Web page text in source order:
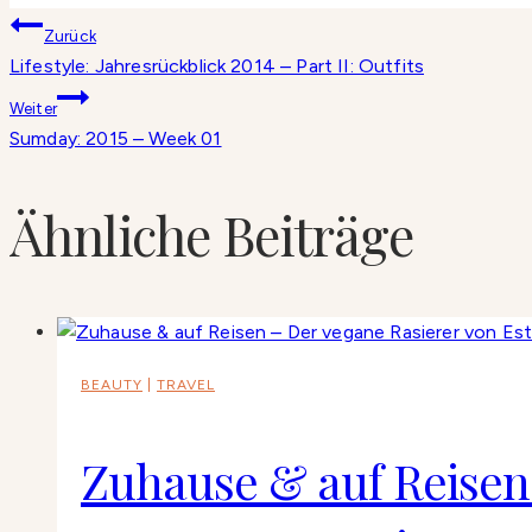
Beitragsnavigation
Zurück
Lifestyle: Jahresrückblick 2014 – Part II: Outfits
Weiter
Sumday: 2015 – Week 01
Ähnliche Beiträge
BEAUTY TRAVEL
Zuhause & auf